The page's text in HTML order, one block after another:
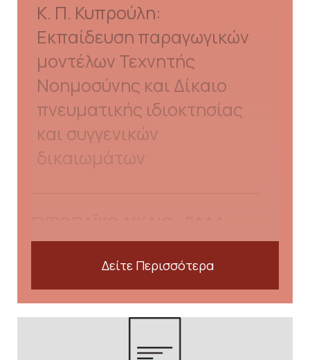
Κ. Π. Κυπρούλη:
Εκπαίδευση παραγωγικών
μοντέλων Τεχνητής
Νοημοσύνης και Δίκαιο
πνευματικής ιδιοκτησίας
και συγγενικών
δικαιωμάτων
46737/2020/16.12.2025, με
σχόλιο «Το τεκμήριο
αθωότητας, το
αποδεικτικό βάρος και η
Δείτε Περισσότερα